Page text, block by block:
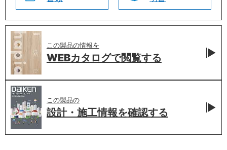
この製品の情報を
WEBカタログで閲覧する
この製品の
設計・施工情報を確認する